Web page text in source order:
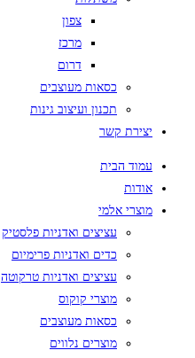
צפון
מרכז
דרום
כסאות מעוצבים
תכנון ועיצוב גינות
יצירת קשר
עמוד הבית
אודות
מוצרי אלמי
עציצים ואדניות פלסטיק
כדים ואדניות פרימיום
עציצים ואדניות טרקוטה
מוצרי קוקוס
כסאות מעוצבים
מוצרים נלווים